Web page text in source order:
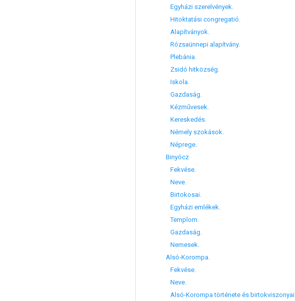
Egyházi szerelvények.
Hitoktatási congregatió.
Alapítványok.
Rózsaünnepi alapítvány.
Plebánia.
Zsidó hitközség.
Iskola.
Gazdaság.
Kézművesek.
Kereskedés.
Némely szokások.
Néprege.
Binyócz
Fekvése.
Neve.
Birtokosai.
Egyházi emlékek.
Templom.
Gazdaság.
Nemesek.
Alsó-Korompa.
Fekvése.
Neve.
Alsó-Korompa története és birtokviszonyai.